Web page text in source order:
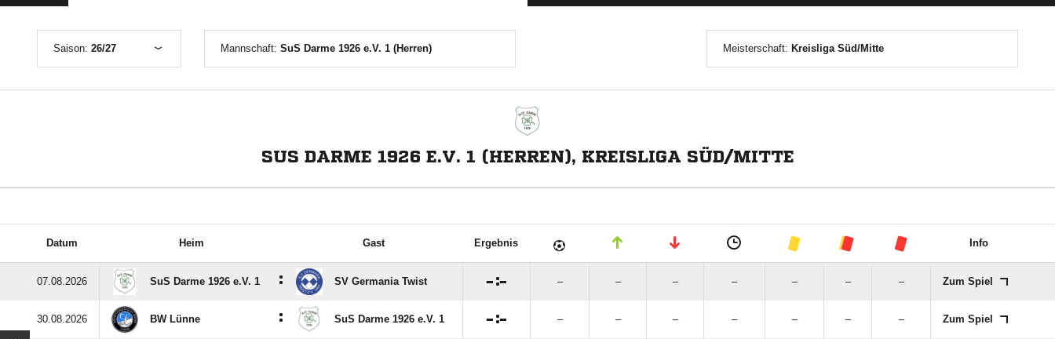
Saison: 26/27 Mannschaft:SuS Darme 1926 e.V. 1 (Herren) Meisterschaft: Kreisliga Süd/Mitte
SUS DARME 1926 E.V. 1 (HERREN), KREISLIGA SÜD/MITTE
Datum Heim Gast Ergebnis Info
07.08.2026 SuS Darme 1926 e.V. 1 : SV Germania Twist : – – – – – – – Zum Spiel
30.08.2026 BW Lünne : SuS Darme 1926 e.V. 1 : – – – – – – – Zum Spiel